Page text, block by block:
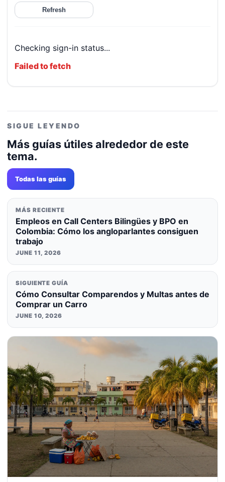
Refresh
Checking sign-in status...
Failed to fetch
SIGUE LEYENDO
Más guías útiles alrededor de este
tema.
Todas las guías
MÁS RECIENTE
Empleos en Call Centers Bilingües y BPO en
Colombia: Cómo los angloparlantes consiguen
trabajo
JUNE 11, 2026
SIGUIENTE GUÍA
Cómo Consultar Comparendos y Multas antes de
Comprar un Carro
JUNE 10, 2026